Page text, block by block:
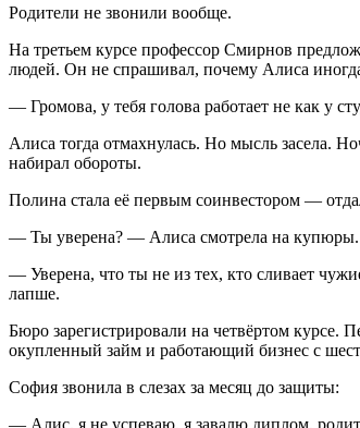
Родители не звонили вообще.
На третьем курсе профессор Смирнов
людей. Он не спрашивал, почему Алиса
— Громова, у тебя голова работает не как у
Алиса тогда отмахнулась. Но мысль засела.
набирал обороты.
Полина стала её первым соинвестором —
— Ты уверена? — Алиса смотрела на купюры.
— Уверена, что ты не из тех, кто сливает
лапше.
Бюро зарегистрировали на четвёртом
окупленный займ и работающий бизнес с
София звонила в слезах за месяц до защиты:
— Алис, я не успеваю, я завалю диплом,